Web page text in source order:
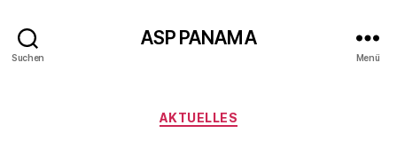
Suchen
ASP PANAMA
Menü
Kategorien
AKTUELLES